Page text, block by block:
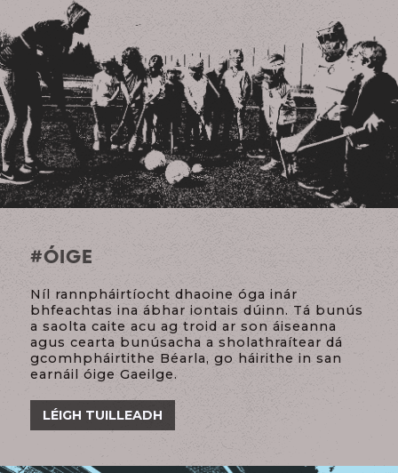
#ÓIGE
Níl rannpháirtíocht dhaoine óga inár
bhfeachtas ina ábhar iontais dúinn. Tá bunús
a saolta caite acu ag troid ar son áiseanna
agus cearta bunúsacha a sholathraítear dá
gcomhpháirtithe Béarla, go háirithe in san
earnáil óige Gaeilge.
LÉIGH TUILLEADH